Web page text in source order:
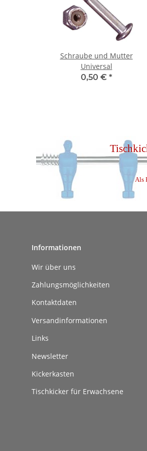
Schraube und Mutter
Universal
0,50 € *
Als
Informationen
Wir über uns
Zahlungsmöglichkeiten
Kontaktdaten
Versandinformationen
Links
Newsletter
Kickerkasten
Tischkicker für Erwachsene